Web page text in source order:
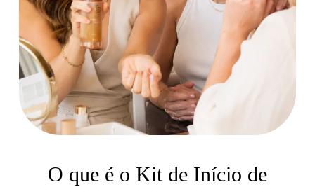
O que é o Kit de Início de